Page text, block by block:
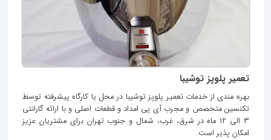
تعمیر پلوپز توشیبا
بهره مندی از خدمات تعمیر پلوپز توشیبا در محل یا کارگاه پیشرفته توسط
تکنسین متخصص و مجرب آی پی امداد و قطعات اصلی و با ارائه گارانتی
3 الی 12 ماه در شرق، غرب، شمال و جنوب تهران برای مشتریان عزیز
امکان پذیر است.